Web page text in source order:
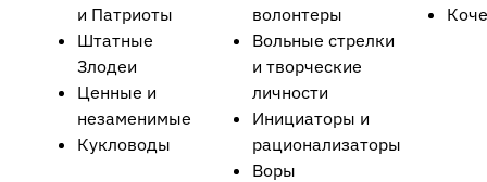
и Патриоты
Штатные
Злодеи
Ценные и
незаменимые
Кукловоды
волонтеры
Вольные стрелки
и творческие
личности
Инициаторы и
рационализаторы
Воры